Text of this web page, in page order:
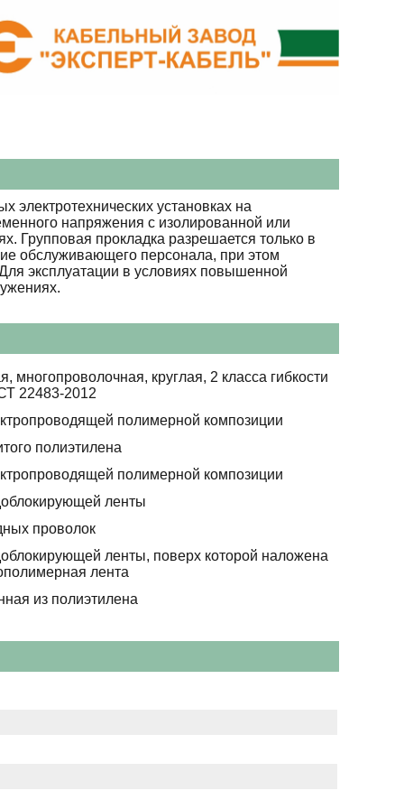
установках на
напряжения с изолированной или
Групповая прокладка разрешается только в
обслуживающего персонала, при этом
эксплуатации в условиях повышенной
многопроволочная, круглая, 2 класса гибкости
22483-2012
полимерной композиции
полиэтилена
полимерной композиции
ленты
проволок
ленты, поверх которой наложена
лента
из полиэтилена